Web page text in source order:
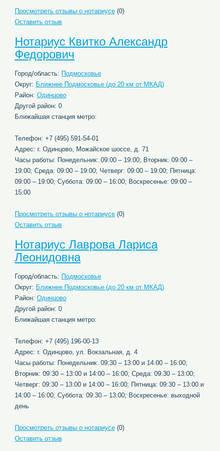
Просмотреть отзывы о нотариусе (0)
Оставить отзыв
Нотариус Квитко Александр
Федорович
Город/область: Подмосковье
Округ: Ближнее Подмосковье (до 20 км от МКАД)
Район: Одинцово
Другой район: 0
Ближайшая станция метро:
Телефон: +7 (495) 591-54-01
Адрес: г. Одинцово, Можайское шоссе, д. 71
Часы работы: Понедельник: 09:00 – 19:00; Вторник: 09:00 –
19:00; Среда: 09:00 – 19:00; Четверг: 09:00 – 19:00; Пятница:
09:00 – 19:00; Суббота: 09:00 – 16:00; Воскресенье: 09:00 –
15:00
Просмотреть отзывы о нотариусе (0)
Оставить отзыв
Нотариус Лаврова Лариса
Леонидовна
Город/область: Подмосковье
Округ: Ближнее Подмосковье (до 20 км от МКАД)
Район: Одинцово
Другой район: 0
Ближайшая станция метро:
Телефон: +7 (495) 196-00-13
Адрес: г. Одинцово, ул. Вокзальная, д. 4
Часы работы: Понедельник: 09:30 – 13:00 и 14:00 – 16:00;
Вторник: 09:30 – 13:00 и 14:00 – 16:00; Среда: 09:30 – 13:00;
Четверг: 09:30 – 13:00 и 14:00 – 16:00; Пятница: 09:30 – 13:00 и
14:00 – 16:00; Суббота: 09:30 – 13:00; Воскресенье: выходной
день
Просмотреть отзывы о нотариусе (0)
Оставить отзыв